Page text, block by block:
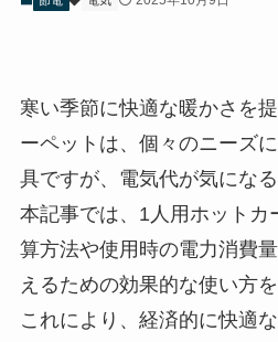
寒い季節に快適な暖かさを
ーペットは、個々のニーズ
具ですが、電気代が気にな
本記事では、1人用ホットカ
算方法や使用時の電力消費
えるための効果的な使い方
これにより、経済的に快適